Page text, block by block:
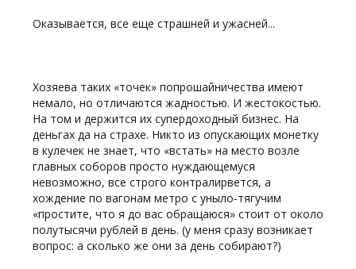
Оказывается, все еще страшней и ужасней...
Хозяева таких «точек» попрошайничества имеют
немало, но отличаются жадностью. И жестокостью.
На том и держится их супердоходный бизнес. На
деньгах да на страхе. Никто из опускающих монетку
в кулечек не знает, что «встать» на место возле
главных соборов просто нуждающемуся
невозможно, все строго контралирвется, а
хождение по вагонам метро с уныло-тягучим
«простите, что я до вас обращаюся» стоит от около
полутысячи рублей в день. (у меня сразу возникает
вопрос: а сколько же они за день собирают?)